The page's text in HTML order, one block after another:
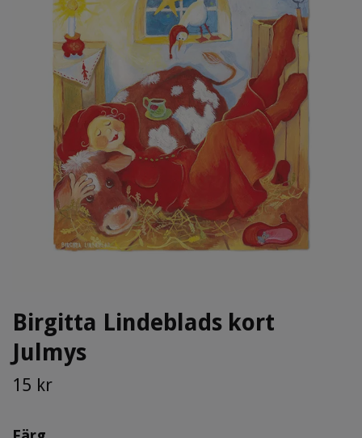
Birgitta Lindeblads kort
Julmys
15 kr